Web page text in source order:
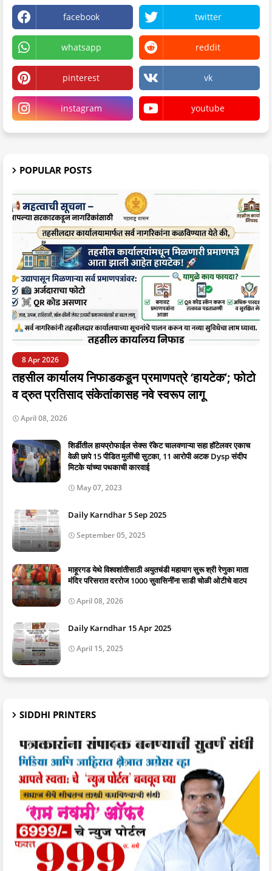
facebook twitter
whatsapp reddit
pinterest vk
instagram youtube
POPULAR POSTS
8 Apr 2026
तहसील कार्यालय निफाडकडून प्रमाणपत्रे ‘हायटेक’; फोटो
व द्रुत प्रतिसाद संकेतांकासह नवे स्वरूप लागू
April 08, 2026
शिर्डीतील हायप्रोफाईल सेक्स रॅकेट चालवणाऱ्या सहा हॉटेलवर एकाच
वेळी छापे 15 पीडित मुलींची सुटका, 11 आरोपी अटक Dysp संदीप
मिटके यांच्या पथकाची कारवाई
May 07, 2023
Daily Karndhar 5 Sep 2025
September 05, 2025
माहूरगड येथे विश्वशांतीसाठी अयुतचंडी महायाग सुरू श्री रेणुका माता
मंदिर परिसरात दररोज 1000 सुवासिनींना साडी चोळी ओटीचे वाटप
April 08, 2026
Daily Karndhar 15 Apr 2025
April 15, 2025
SIDDHI PRINTERS